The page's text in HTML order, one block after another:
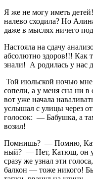
Я же не могу иметь
налево сходила? Но
даже в мыслях ничего
Настояла на сдачу
абсолютно здоров!!! Как
знали! А родилась у нас
Той июльской ночью
сопели, а у меня сна ни в
вот уже начала
услышал с улицы через
голосок: — Бабушка, а
возил!
Помнишь? — Помню,
ный? — Нет, Катюш, он
сразу же узнал эти
балкон — тоже никого!